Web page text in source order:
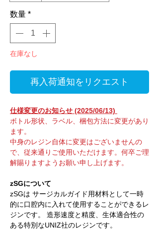
数量 *
在庫なし
再入荷通知をリクエスト
仕様変更のお知らせ (2025/06/13)
ボトル形状、ラベル、梱包方法に変更があり
ます。
中身のレジン自体に変更はございませんの
で、従来通りご使用いただけます。何卒ご理
解賜りますようお願い申し上げます。
zSGについて
zSGは サージカルガイド用材料として一時
的に口腔内に入れて使用することができるレ
ジンです。 造形速度と精度、生体適合性の
ある特別なUNIZ社のレジンです。